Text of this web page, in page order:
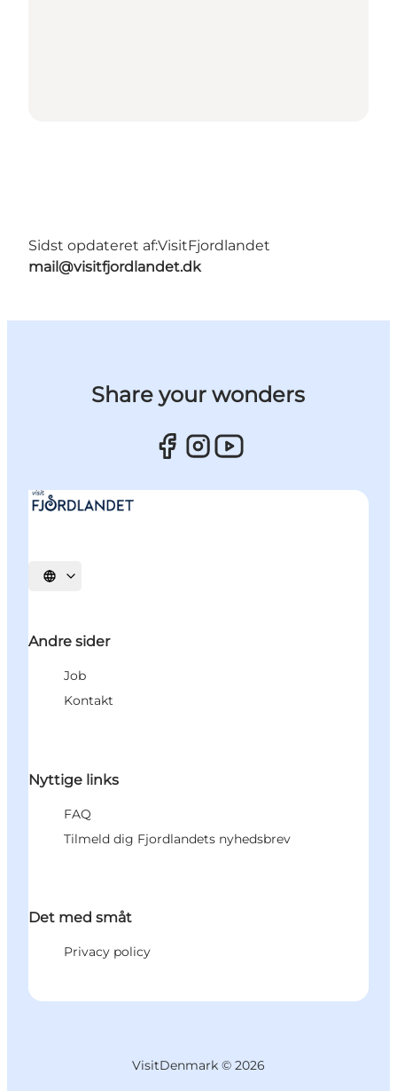
Sidst opdateret af:VisitFjordlandet
mail@visitfjordlandet.dk
Share your wonders
Vælg sprog
Andre sider
Job
Kontakt
Nyttige links
FAQ
Tilmeld dig Fjordlandets nyhedsbrev
Det med småt
Privacy policy
VisitDenmark © 2026